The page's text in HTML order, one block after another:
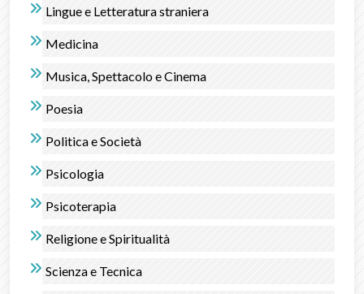
Lingue e Letteratura straniera
Medicina
Musica, Spettacolo e Cinema
Poesia
Politica e Società
Psicologia
Psicoterapia
Religione e Spiritualità
Scienza e Tecnica